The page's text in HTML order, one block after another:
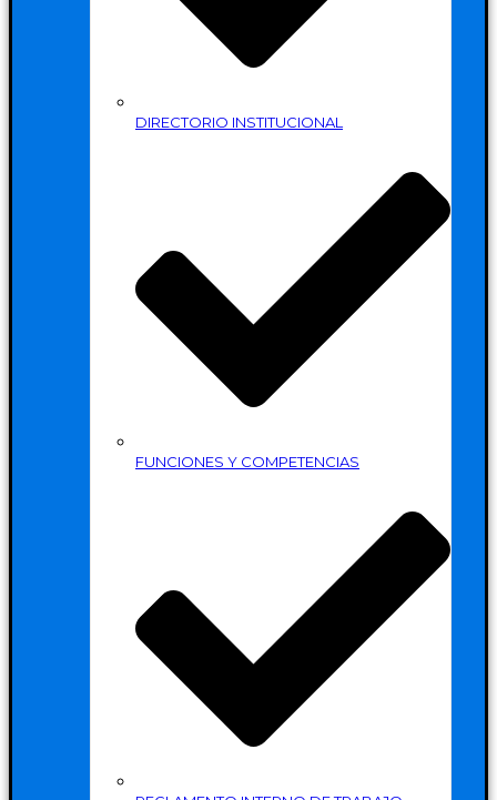
DIRECTORIO INSTITUCIONAL
FUNCIONES Y COMPETENCIAS